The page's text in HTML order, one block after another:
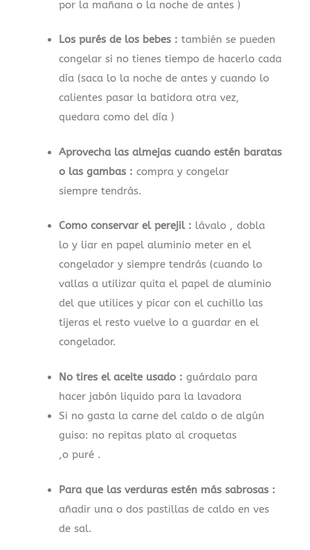
por la mañana o la noche de antes )
Los purés de los bebes :también se pueden
congelar si no tienes tiempo de hacerlo cada
día (saca lo la noche de antes y cuando lo
calientes pasar la batidora otra vez,
quedara como del día )
Aprovecha las almejas cuando estén baratas
o las gambas : compra y congelar
siempre tendrás.
Como conservar el perejil : lávalo , dobla
lo y liar en papel aluminio meter en el
congelador y siempre tendrás (cuando lo
vallas a utilizar quita el papel de aluminio
del que utilices y picar con el cuchillo las
tijeras el resto vuelve lo a guardar en el
congelador.
No tires el aceite usado : guárdalo para
hacer jabón liquido para la lavadora
Si no gasta la carne del caldo o de algún
guiso: no repitas plato al croquetas
,o puré .
Para que las verduras estén más sabrosas :
añadir una o dos pastillas de caldo en ves
de sal.